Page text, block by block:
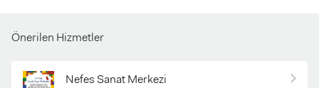
Önerilen Hizmetler
Nefes Sanat Merkezi